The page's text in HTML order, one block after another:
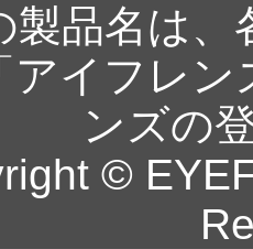
品名は、
アイフレ
ンズの
©